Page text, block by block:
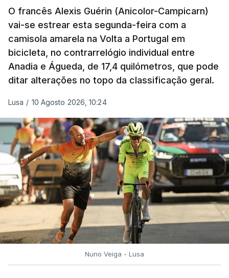
O francês Alexis Guérin (Anicolor-Campicarn)
vai-se estrear esta segunda-feira com a
camisola amarela na Volta a Portugal em
bicicleta, no contrarrelógio individual entre
Anadia e Águeda, de 17,4 quilómetros, que pode
ditar alterações no topo da classificação geral.
Lusa / 10 Agosto 2026, 10:24
Nuno Veiga - Lusa